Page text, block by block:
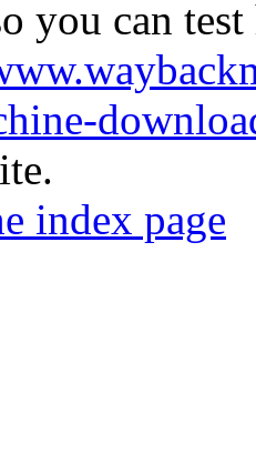
you can
index page